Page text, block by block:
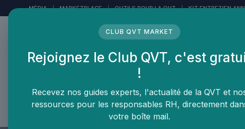
MÉDIA | MARKETPLACE | OUTILS POUR LA QVT | KIT ENTRETIEN
LE MÉDIA DES
Vie Ma Vie dans la QVT Tendances QVT Enjeux
CLUB QVT MARKET
Rejoignez le Club QVT, c'est
!
Recevez nos guides experts, l'actualité de la QVT et
ressources pour les responsables RH, directement
votre boîte mail.
Panneau de gestion des cookies